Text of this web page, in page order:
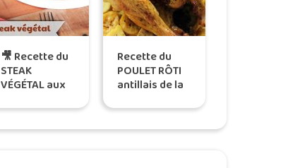
🎥 Recette du
STEAK
VÉGÉTAL aux
épices – Tatie
Maryse
Recette du
POULET RÔTI
antillais de la
plages, selon
Tatie Maryse